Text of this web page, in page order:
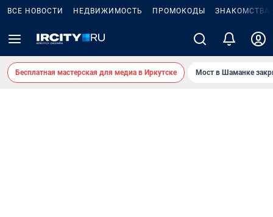
ВСЕ НОВОСТИ НЕДВИЖИМОСТЬ ПРОМОКОДЫ ЗНАКОМСТВА
Бесплатная мастерская для медиа в Иркутске Мост в Шаманке